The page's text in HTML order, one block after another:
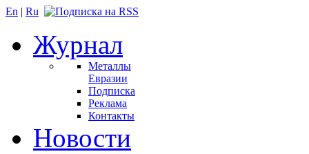
En | Ru
Журнал
Металлы
Евразии
Подписка
Реклама
Контакты
Новости